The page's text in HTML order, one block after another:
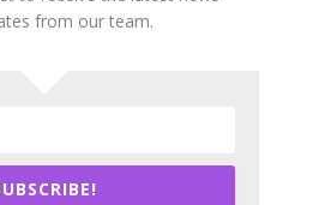
from our team.